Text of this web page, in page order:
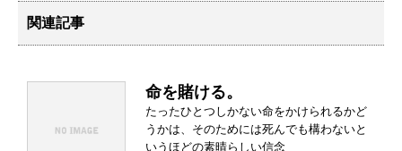
関連記事
命を賭ける。
たったひとつしかない命をかけられるかど
うかは、そのためには死んでも構わないと
いうほどの素晴らしい信念